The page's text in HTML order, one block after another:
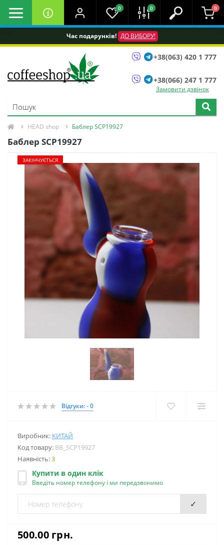
Час подарунків! ДО ВИБОРУ!
0 0 0
+38(063) 420 1 777
+38(066) 247 1 777
Замовити дзвінок
HEAD shop Баблер SCP19927
Баблер SCP19927
ЗАКІНЧУЄТЬСЯ
Відгуки: - 0
Виробник: КИТАЙ
Код товару: BB_SCP19927
Наявність:3
Купити в один клік
Введіть номер телефону і ми передзвонимо
✓
500.00 грн.